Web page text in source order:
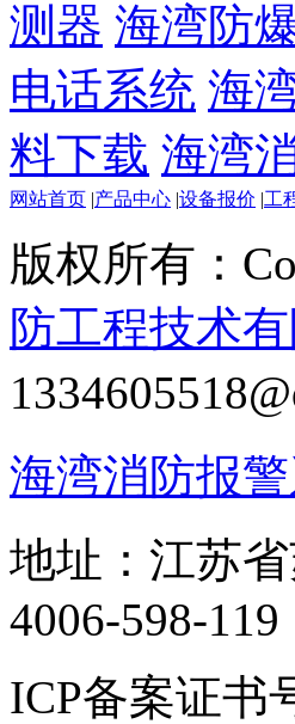
测器 海湾防
电话系统 海
料下载 海湾
网站首页 |产品中心 |设备报价 |工
版权所有：
防工程技术
海湾消防报
地址：江苏
4006-598-119
ICP备案证书